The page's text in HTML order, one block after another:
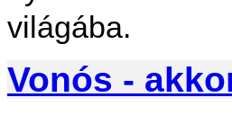
világába.
Vonós -